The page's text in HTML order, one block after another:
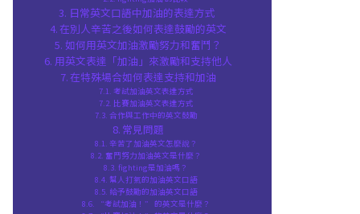
日常英文口語中加油的表達方式
在別人辛苦之後如何表達鼓勵的英文
如何用英文加油激勵努力和奮鬥？
用英文表達「加油」來激勵和支持他人
在特殊場合如何表達支持和加油
考試加油英文表達方式
比賽加油英文表達方式
合作與工作中的英文鼓勵
常見問題
辛苦了加油英文怎麼說？
奮鬥努力加油英文是什麼？
fighting是加油嗎？
幫人打氣的加油英文口語
給予鼓勵的加油英文口語
“考試加油！” 的英文是什麼？